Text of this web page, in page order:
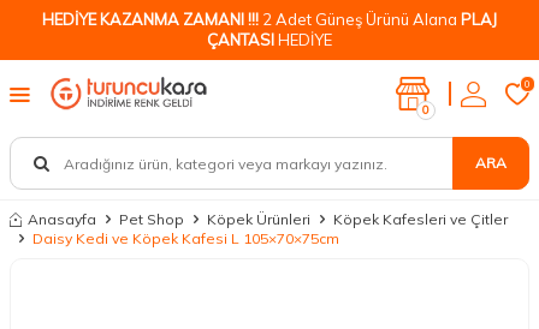
HEDİYE KAZANMA ZAMANI !!! 2 Adet Güneş Ürünü Alana PLAJ
ÇANTASIHEDİYE
ARA
0
0
Anasayfa Pet Shop Köpek Ürünleri
Köpek Kafesleri ve Çitler
Daisy Kedi ve Köpek Kafesi L 105×70×75cm